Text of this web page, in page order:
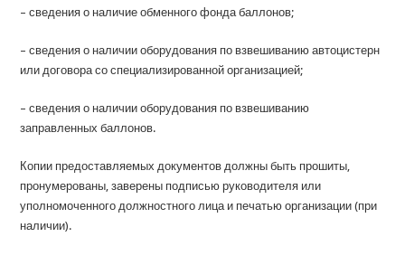
– сведения о наличие обменного фонда баллонов;
– сведения о наличии оборудования по взвешиванию автоцистерн
или договора со специализированной организацией;
– сведения о наличии оборудования по взвешиванию
заправленных баллонов.
Копии предоставляемых документов должны быть прошиты,
пронумерованы, заверены подписью руководителя или
уполномоченного должностного лица и печатью организации (при
наличии).